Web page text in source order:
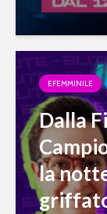
EFEMMINILE
Dalla
la